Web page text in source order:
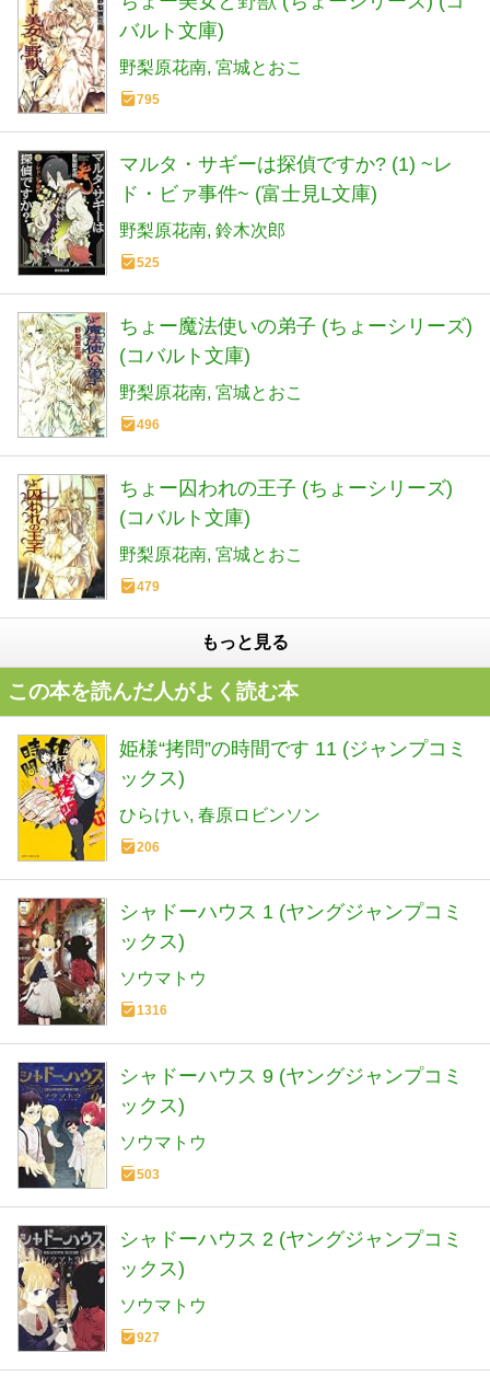
バルト文庫)
野梨原花南 宮城とおこ
795
マルタ・サギーは探偵ですか? (1) ~レ
ド・ビァ事件~ (富士見L文庫)
野梨原花南 鈴木次郎
525
ちょー魔法使いの弟子 (ちょーシリーズ)
(コバルト文庫)
野梨原花南 宮城とおこ
496
ちょー囚われの王子 (ちょーシリーズ)
(コバルト文庫)
野梨原花南 宮城とおこ
479
もっと見る
この本を読んだ人がよく読む本
姫様“拷問”の時間です 11 (ジャンプコミ
ックス)
ひらけい 春原ロビンソン
206
シャドーハウス 1 (ヤングジャンプコミ
ックス)
ソウマトウ
1316
シャドーハウス 9 (ヤングジャンプコミ
ックス)
ソウマトウ
503
シャドーハウス 2 (ヤングジャンプコミ
ックス)
ソウマトウ
927